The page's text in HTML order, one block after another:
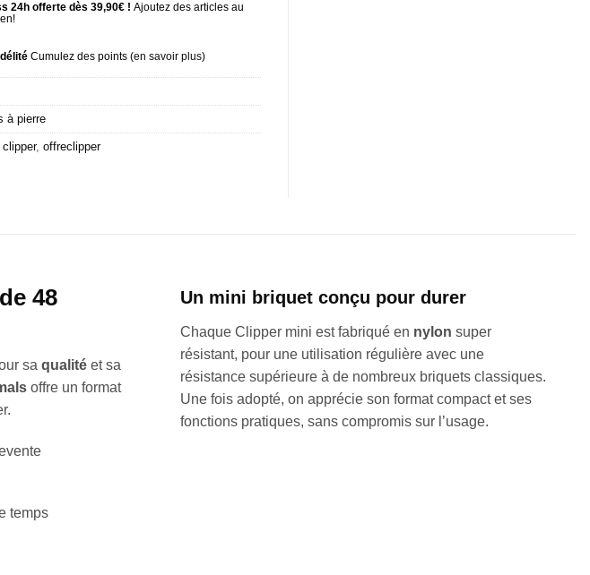
24h offerte dès 39,90€ ! Ajoutez des articles au
Cumulez des points (en savoir plus)
à pierre
, offreclipper
48
sa qualité et sa
offre un format
temps
Un mini briquet conçu pour durer
Chaque Clipper mini est fabriqué en nylon super
résistant, pour une utilisation régulière avec une
résistance supérieure à de nombreux briquets classiques.
Une fois adopté, on apprécie son format compact et ses
fonctions pratiques, sans compromis sur l’usage.